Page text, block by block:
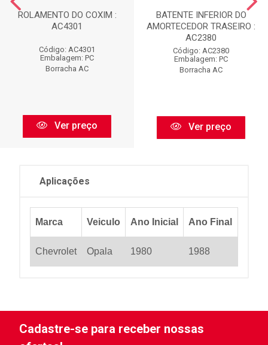
ROLAMENTO DO COXIM :
AC4301
Código: AC4301
Embalagem: PC
Borracha AC
Ver preço
BATENTE INFERIOR DO
AMORTECEDOR TRASEIRO :
AC2380
Código: AC2380
Embalagem: PC
Borracha AC
Ver preço
Aplicações
Marca Veiculo Ano Inicial Ano Final
Chevrolet Opala 1980 1988
Cadastre-se para receber nossas